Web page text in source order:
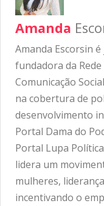
Amanda
Amanda Escorsin
fundadora da
Comunicação
na cobertura de
desenvolvimento
Portal Dama do
Portal Lupa
lidera um
mulheres,
incentivando o